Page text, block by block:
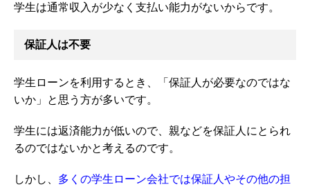
学生は通常収入が少なく支払い能力がないからです。
保証人は不要
学生ローンを利用するとき、「保証人が必要なのではな
いか」と思う方が多いです。
学生には返済能力が低いので、親などを保証人にとられ
るのではないかと考えるのです。
しかし、 多くの学生ローン会社では保証人やその他の担